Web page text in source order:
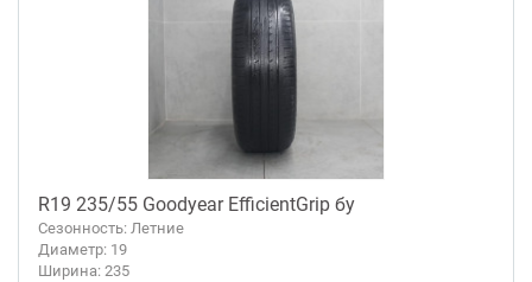
R19 235/55 Goodyear EfficientGrip бу
Сезонность: Летние
Диаметр: 19
Ширина: 235